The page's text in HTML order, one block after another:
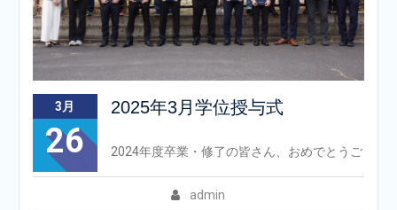
3月
26
2025年3月学位授与式
admin
2024年度卒業・修了の皆さん、おめでとうご